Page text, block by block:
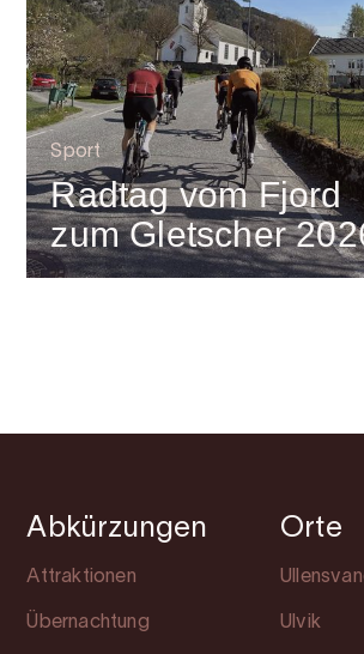
Sport
Radtag vom Fjord
zum Gletscher
Abkürzungen
Attraktionen
Übernachtung
Orte
Ulvik